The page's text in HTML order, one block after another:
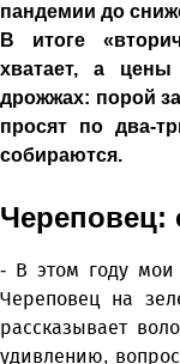
пандемии до
В итоге
хватает, а
дрожжах: порой
просят по два-
собираются.
Череповец:
- В этом году мои
Череповец на
рассказывает
удивлению,